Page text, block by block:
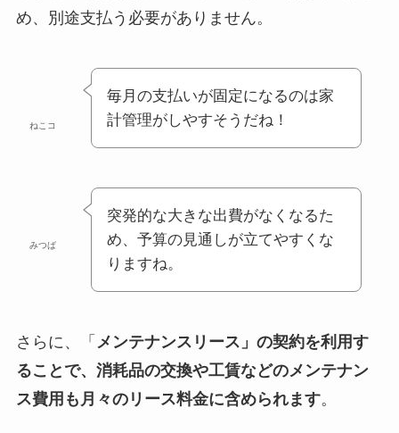
め、別途支払う必要がありません。
ねこコ
毎月の支払いが固定になるのは家
計管理がしやすそうだね！
みつば
突発的な大きな出費がなくなるた
め、予算の見通しが立てやすくな
りますね。
さらに、「 メンテナンスリース」の契約を利用す
ることで、消耗品の交換や工賃などのメンテナン
ス費用も月々のリース料金に含められます。